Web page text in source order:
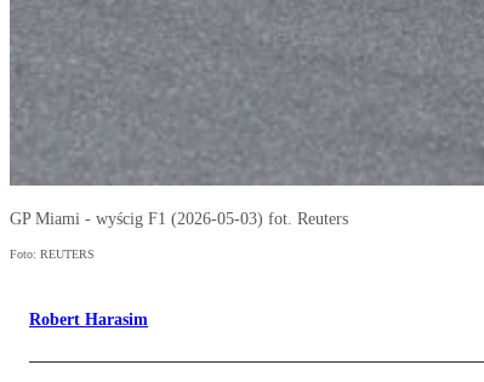
GP Miami - wyścig F1 (2026-05-03) fot. Reuters
Foto: REUTERS
Robert Harasim